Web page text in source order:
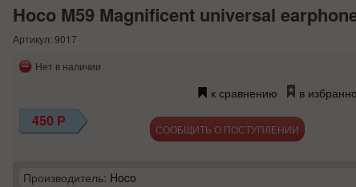
Hoco M59 Magnificent universal
Артикул: 9017
Нет в наличии
к сравнению в
450 Р СООБЩИТЬ О ПОСТУПЛЕНИИ
Производитель: Hoco